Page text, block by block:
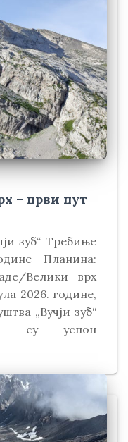
– први пут
зуб“ Требиње
Планина:
Велики врх
2026. године,
„Вучји зуб“
су успон